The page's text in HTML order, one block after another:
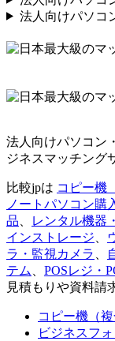
法人向けパソコ
法人向けパソコン
ジネスマッチング
比較jpは コピー機
ノートパソコン購
品
レンタル機器
インストレージ
ラ・監視カメラ
テム
POSレジ・
見積もりや資料請
コピー機（複
ビジネスフ